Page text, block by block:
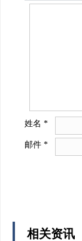
姓名 *
邮件 *
相关资讯